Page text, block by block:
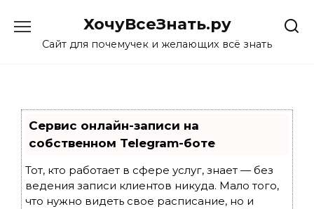
content
ХочуВсеЗнать.ру
Сайт для почемучек и желающих всё знать
Сервис онлайн-записи на
собственном Telegram-боте
Тот, кто работает в сфере услуг, знает — без
ведения записи клиентов никуда. Мало того,
что нужно видеть свое расписание, но и